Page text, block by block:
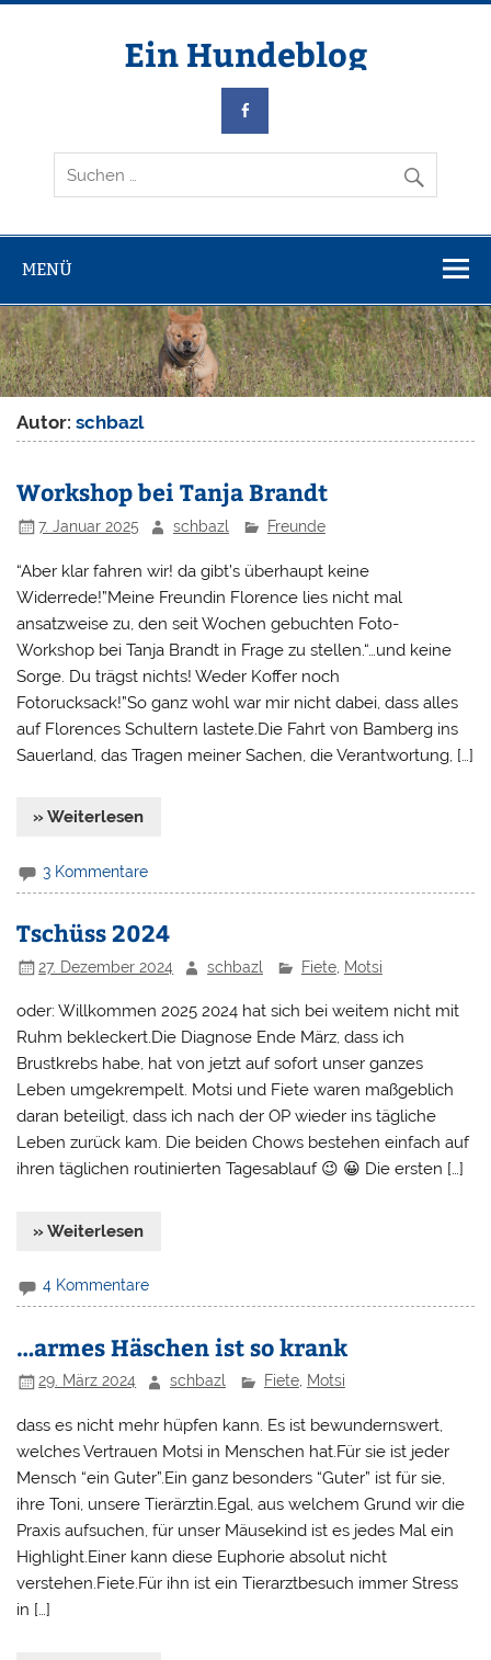
Zum
Ein Hundeblog
MENÜ
Autor:schbazl
Workshop bei Tanja Brandt
7. Januar 2025 schbazl Freunde
“Aber klar fahren wir! da gibt’s überhaupt keine
Widerrede!”Meine Freundin Florence lies nicht mal
ansatzweise zu, den seit Wochen gebuchten Foto-
Workshop bei Tanja Brandt in Frage zu stellen.“…und keine
Sorge. Du trägst nichts! Weder Koffer noch
Fotorucksack!”So ganz wohl war mir nicht dabei, dass alles
auf Florences Schultern lastete.Die Fahrt von Bamberg ins
Sauerland, das Tragen meiner Sachen, die Verantwortung, […]
» Weiterlesen
3 Kommentare
Tschüss 2024
27. Dezember 2024 schbazl Fiete, Motsi
oder: Willkommen 2025 2024 hat sich bei weitem nicht mit
Ruhm bekleckert.Die Diagnose Ende März, dass ich
Brustkrebs habe, hat von jetzt auf sofort unser ganzes
Leben umgekrempelt. Motsi und Fiete waren maßgeblich
daran beteiligt, dass ich nach der OP wieder ins tägliche
Leben zurück kam. Die beiden Chows bestehen einfach auf
ihren täglichen routinierten Tagesablauf 😉 😀 Die ersten […]
» Weiterlesen
4 Kommentare
…armes Häschen ist so krank
29. März 2024 schbazl Fiete, Motsi
dass es nicht mehr hüpfen kann. Es ist bewundernswert,
welches Vertrauen Motsi in Menschen hat.Für sie ist jeder
Mensch “ein Guter”.Ein ganz besonders “Guter” ist für sie,
ihre Toni, unsere Tierärztin.Egal, aus welchem Grund wir die
Praxis aufsuchen, für unser Mäusekind ist es jedes Mal ein
Highlight.Einer kann diese Euphorie absolut nicht
verstehen.Fiete.Für ihn ist ein Tierarztbesuch immer Stress
in […]